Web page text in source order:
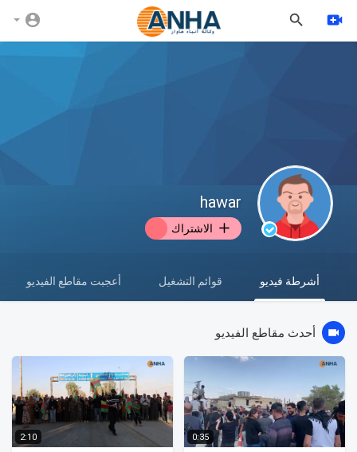
hawar
الاشتراك
أشرطة فيديو قوائم التشغيل أعجبت مقاطع الفيديو
أحدث مقاطع الفيديو
0:35
2:10